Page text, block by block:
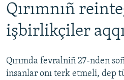
Qırımnıñ
işbirlikçiler
Qırımda fevralniñ 27-nden
insanlar onı terk etmeli, dep